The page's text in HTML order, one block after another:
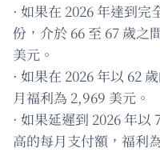
· 如果在 2026 年達到
份，介於 66 至 67 歲之
美元。
· 如果在 2026 年以 62
月福利為 2,969 美元。
· 如果延遲到 2026 年
高的每月支付額，福利